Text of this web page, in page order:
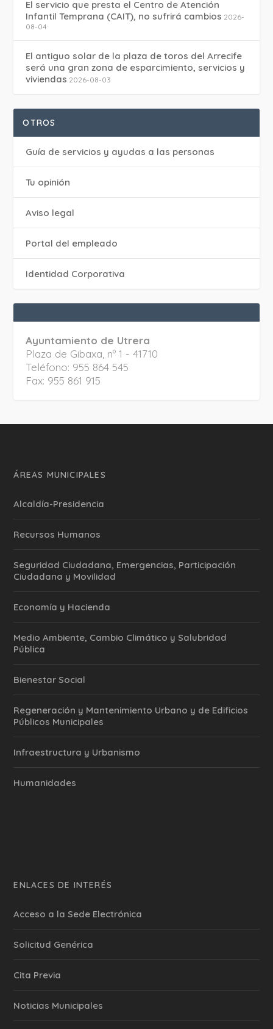
El servicio que presta el Centro de Atención
Infantil Temprana (CAIT), no sufrirá cambios 2026-
08-04
El antiguo solar de la plaza de toros del Arrecife
será una gran zona de esparcimiento, servicios y
viviendas 2026-08-03
OTROS
Guía de servicios y ayudas a las personas
Tu opinión
Aviso legal
Portal del empleado
Identidad Corporativa
Ayuntamiento de Utrera
Plaza de Gibaxa, nº 1 - 41710
Teléfono: 955 864 545
Fax: 955 861 915
ÁREAS MUNICIPALES
Alcaldía-Presidencia
Recursos Humanos
Seguridad Ciudadana, Emergencias, Participación
Ciudadana y Movilidad
Economía y Hacienda
Medio Ambiente, Cambio Climático y Salubridad
Pública
Bienestar Social
Regeneración y Mantenimiento Urbano y de Edificios
Públicos Municipales
Infraestructura y Urbanismo
Humanidades
ENLACES DE INTERÉS
Acceso a la Sede Electrónica
Solicitud Genérica
Cita Previa
‎Noticias Municipales